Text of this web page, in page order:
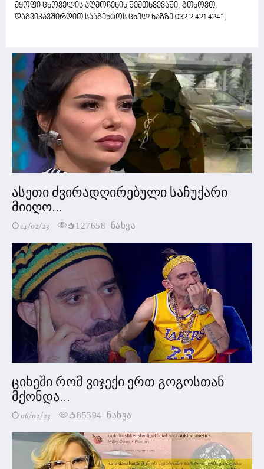
მყოფი ცხოველის აღმოჩენის შემთხვევაში, გთხოვთ,
დაგვიკავშირდით სააგენტოს ცხელ ხაზზე 032 2 421 424“,
ასეთი ძვირადღირებული საჩუქარი
მიიღო...
14/02/23 127658 ნახვა
ციხეში რომ ვიჯექი ერთ გოგოსთან
მქონდა...
06/02/23 85394 ნახვა